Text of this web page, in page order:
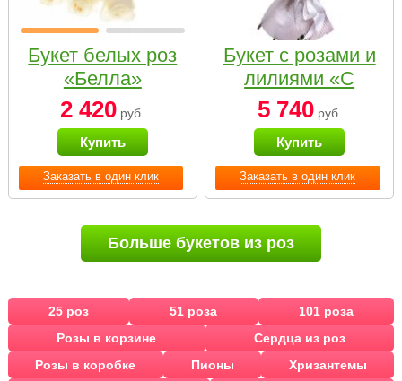
Заказать в один клик
Букет белых роз
«Белла»
2 420 руб.
Купить
Заказать в один клик
Букет с розами и
лилиями «С
наилучшими
пожеланиями»
5 740руб.
Купить
Больше букетов из роз
25 роз 51 роза
101 роза
Розы в корзине
Сердца из роз
Розы в коробке
Пионы
Хризантемы